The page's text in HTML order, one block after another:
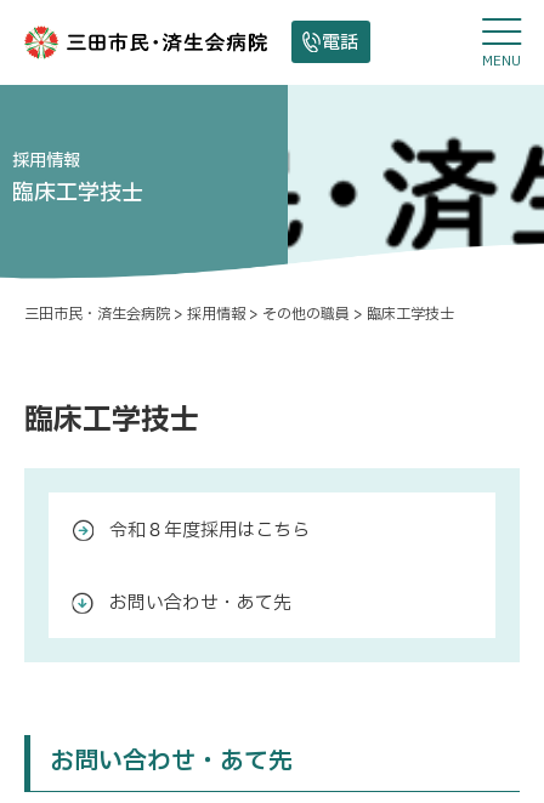
MENU
電話
採用情報
臨床工学技士
三田市民・済生会病院 > 採用情報 > その他の職員 > 臨床工学技士
臨床工学技士
令和８年度採用はこちら
お問い合わせ・あて先
お問い合わせ・あて先